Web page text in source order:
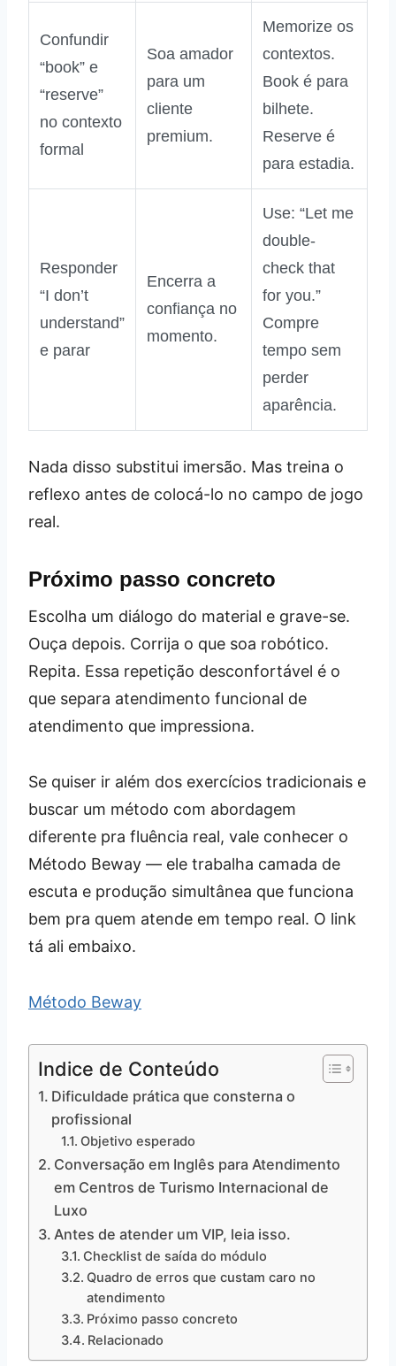
Confundir
“book” e
“reserve”
no contexto
formal
Soa amador
para um
cliente
premium.
Memorize os
contextos.
Book é para
bilhete.
Reserve é
para estadia.
Responder
“I don’t
understand”
e parar
Encerra a
confiança no
momento.
Use: “Let me
double-
check that
for you.”
Compre
tempo sem
perder
aparência.
Nada disso substitui imersão. Mas treina o
reflexo antes de colocá-lo no campo de jogo
real.
Próximo passo concreto
Escolha um diálogo do material e grave-se.
Ouça depois. Corrija o que soa robótico.
Repita. Essa repetição desconfortável é o
que separa atendimento funcional de
atendimento que impressiona.
Se quiser ir além dos exercícios tradicionais e
buscar um método com abordagem
diferente pra fluência real, vale conhecer o
Método Beway — ele trabalha camada de
escuta e produção simultânea que funciona
bem pra quem atende em tempo real. O link
tá ali embaixo.
Método Beway
Indice de Conteúdo
Dificuldade prática que consterna o
profissional
Objetivo esperado
Conversação em Inglês para Atendimento
em Centros de Turismo Internacional de
Luxo
Antes de atender um VIP, leia isso.
Checklist de saída do módulo
Quadro de erros que custam caro no
atendimento
Próximo passo concreto
Relacionado